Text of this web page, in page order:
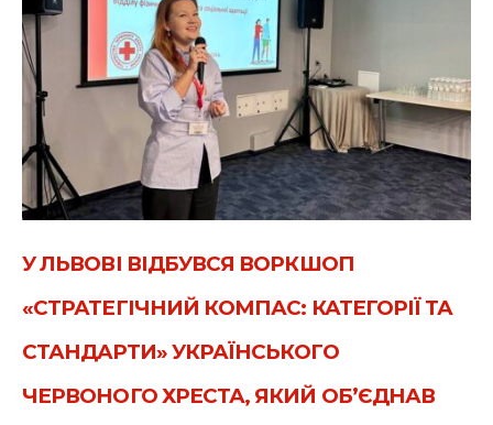
У ЛЬВОВІ ВІДБУВСЯ ВОРКШОП
«СТРАТЕГІЧНИЙ КОМПАС: КАТЕГОРІЇ ТА
СТАНДАРТИ» УКРАЇНСЬКОГО
ЧЕРВОНОГО ХРЕСТА, ЯКИЙ ОБ’ЄДНАВ